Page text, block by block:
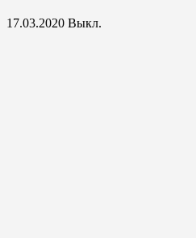
17.03.2020 Выкл.